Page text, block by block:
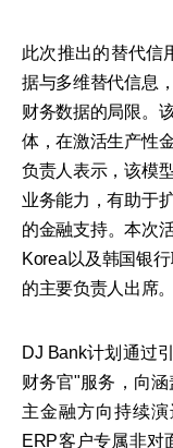
此次推出的替代信
据与多维替代信息
财务数据的局限。
体，在激活生产性
负责人表示，该模
业务能力，有助于
的金融支持。本次
Korea以及韩国银
的主要负责人出席。
DJ Bank计划通过
财务官"服务，向
主金融方向持续
ERP客户专属非对